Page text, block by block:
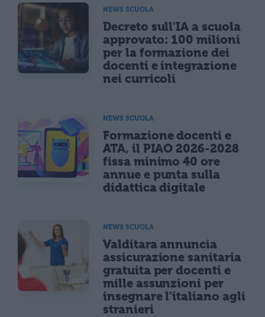
NEWS SCUOLA
Decreto sull'IA a scuola
approvato: 100 milioni
per la formazione dei
docenti e integrazione
nei curricoli
NEWS SCUOLA
Formazione docenti e
ATA, il PIAO 2026-2028
fissa minimo 40 ore
annue e punta sulla
didattica digitale
NEWS SCUOLA
Valditara annuncia
assicurazione sanitaria
gratuita per docenti e
mille assunzioni per
insegnare l'italiano agli
stranieri